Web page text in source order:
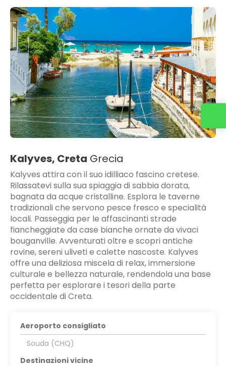
Kalyves, Creta Grecia
Kalyves attira con il suo idilliaco fascino cretese.
Rilassatevi sulla sua spiaggia di sabbia dorata,
bagnata da acque cristalline. Esplora le taverne
tradizionali che servono pesce fresco e specialità
locali. Passeggia per le affascinanti strade
fiancheggiate da case bianche ornate da vivaci
bouganville. Avventurati oltre e scopri antiche
rovine, sereni uliveti e calette nascoste. Kalyves
offre una deliziosa miscela di relax, immersione
culturale e bellezza naturale, rendendola una base
perfetta per esplorare i tesori della parte
occidentale di Creta.
Aeroporto consigliato
Souda (CHQ)
Destinazioni vicine